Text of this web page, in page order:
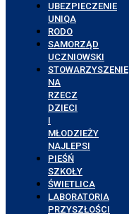
UBEZPIECZENIE
UNIQA
RODO
SAMORZĄD
UCZNIOWSKI
STOWARZYSZENIE
NA
RZECZ
DZIECI
I
MŁODZIEŻY
NAJLEPSI
PIEŚŃ
SZKOŁY
ŚWIETLICA
LABORATORIA
PRZYSZŁOŚCI